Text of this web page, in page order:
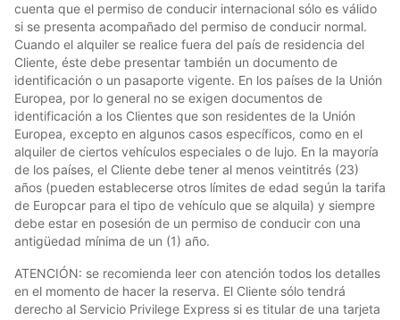
cuenta que el permiso de conducir internacional sólo es válido
si se presenta acompañado del permiso de conducir normal.
Cuando el alquiler se realice fuera del país de residencia del
Cliente, éste debe presentar también un documento de
identificación o un pasaporte vigente. En los países de la Unión
Europea, por lo general no se exigen documentos de
identificación a los Clientes que son residentes de la Unión
Europea, excepto en algunos casos específicos, como en el
alquiler de ciertos vehículos especiales o de lujo. En la mayoría
de los países, el Cliente debe tener al menos veintitrés (23)
años (pueden establecerse otros límites de edad según la tarifa
de Europcar para el tipo de vehículo que se alquila) y siempre
debe estar en posesión de un permiso de conducir con una
antigüedad mínima de un (1) año.
ATENCIÓN: se recomienda leer con atención todos los detalles
en el momento de hacer la reserva. El Cliente sólo tendrá
derecho al Servicio Privilege Express si es titular de una tarjeta